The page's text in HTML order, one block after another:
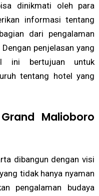
dinikmati oleh para
informasi tentang
dari pengalaman
penjelasan yang
ini bertujuan untuk
tentang hotel yang
Malioboro
dibangun dengan visi
tidak hanya nyaman
pengalaman budaya